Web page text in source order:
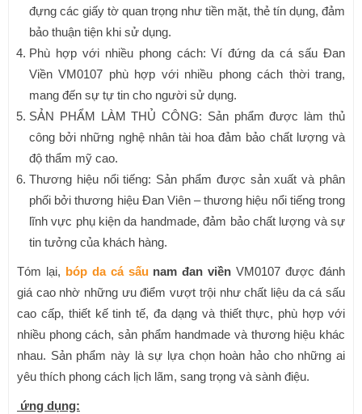
đựng các giấy tờ quan trọng như tiền mặt, thẻ tín dụng, đảm
bảo thuận tiện khi sử dụng.
Phù hợp với nhiều phong cách: Ví đứng da cá sấu Đan
Viền VM0107 phù hợp với nhiều phong cách thời trang,
mang đến sự tự tin cho người sử dụng.
SẢN PHẨM LÀM THỦ CÔNG: Sản phẩm được làm thủ
công bởi những nghệ nhân tài hoa đảm bảo chất lượng và
độ thẩm mỹ cao.
Thương hiệu nổi tiếng: Sản phẩm được sản xuất và phân
phối bởi thương hiệu Đan Viên – thương hiệu nổi tiếng trong
lĩnh vực phụ kiện da handmade, đảm bảo chất lượng và sự
tin tưởng của khách hàng.
Tóm lại, bóp da cá sấunam đan viền VM0107 được đánh
giá cao nhờ những ưu điểm vượt trội như chất liệu da cá sấu
cao cấp, thiết kế tinh tế, đa dạng và thiết thực, phù hợp với
nhiều phong cách, sản phẩm handmade và thương hiệu khác
nhau. Sản phẩm này là sự lựa chọn hoàn hảo cho những ai
yêu thích phong cách lịch lãm, sang trọng và sành điệu.
ứng dụng: